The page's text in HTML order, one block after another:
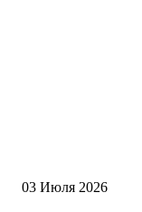
03 Июля 2026